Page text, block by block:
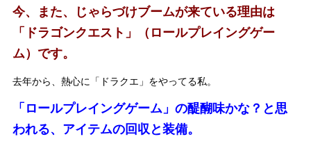
今、また、じゃらづけブームが来ている理由は
「ドラゴンクエスト」（ロールプレイングゲー
ム）です。
去年から、熱心に「ドラクエ」をやってる私。
「ロールプレイングゲーム」の醍醐味かな？と思
われる、アイテムの回収と装備。